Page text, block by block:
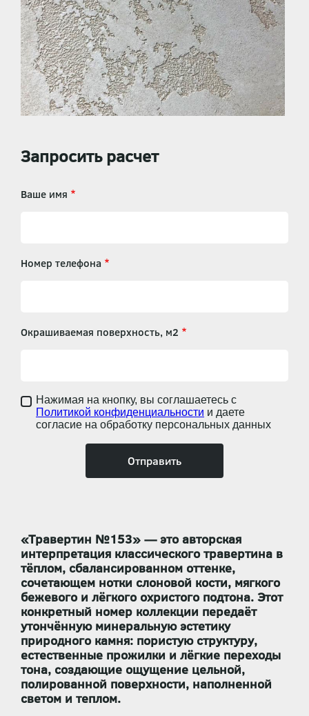
Запросить расчет
Ваше имя
Номер телефона
Окрашиваемая поверхность, м2
Нажимая на кнопку, вы соглашаетесь с
Политикой конфиденциальности и даете
согласие на обработку персональных данных
«Травертин №153» — это авторская
интерпретация классического травертина в
тёплом, сбалансированном оттенке,
сочетающем нотки слоновой кости, мягкого
бежевого и лёгкого охристого подтона. Этот
конкретный номер коллекции передаёт
утончённую минеральную эстетику
природного камня: пористую структуру,
естественные прожилки и лёгкие переходы
тона, создающие ощущение цельной,
полированной поверхности, наполненной
светом и теплом.